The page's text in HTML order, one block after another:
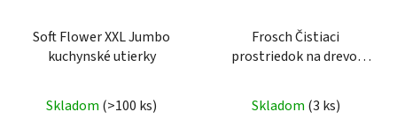
Soft Flower XXL Jumbo
kuchynské utierky
hodnotenie
Skladom (>100 ks)
Frosch Čistiaci
prostriedok na drevo,
starostlivosť o nábytok
750 ml
Skladom (3 ks)